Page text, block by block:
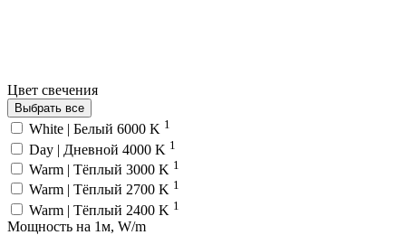
Цвет свечения
Выбрать все
White | Белый 6000 K 1
Day | Дневной 4000 K 1
Warm | Тёплый 3000 K 1
Warm | Тёплый 2700 K 1
Warm | Тёплый 2400 K 1
Мощность на 1м, W/m